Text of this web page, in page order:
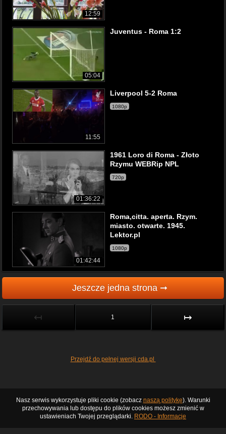
12:59
05:04
Juventus - Roma 1:2
11:55
Liverpool 5-2 Roma
1080p
01:36:22
1961 Loro di Roma - Złoto
Rzymu WEBRip NPL
720p
01:42:44
Roma,citta. aperta. Rzym.
miasto. otwarte. 1945.
Lektor.pl
1080p
Jeszcze jedna strona ➞
↤ 1 ↦
Przejdź do pełnej wersji cda.pl
Nasz serwis wykorzystuje pliki cookie (zobacz naszą politykę). Warunki
przechowywania lub dostępu do plików cookies możesz zmienić w
ustawieniach Twojej przeglądarki. RODO - Informacje